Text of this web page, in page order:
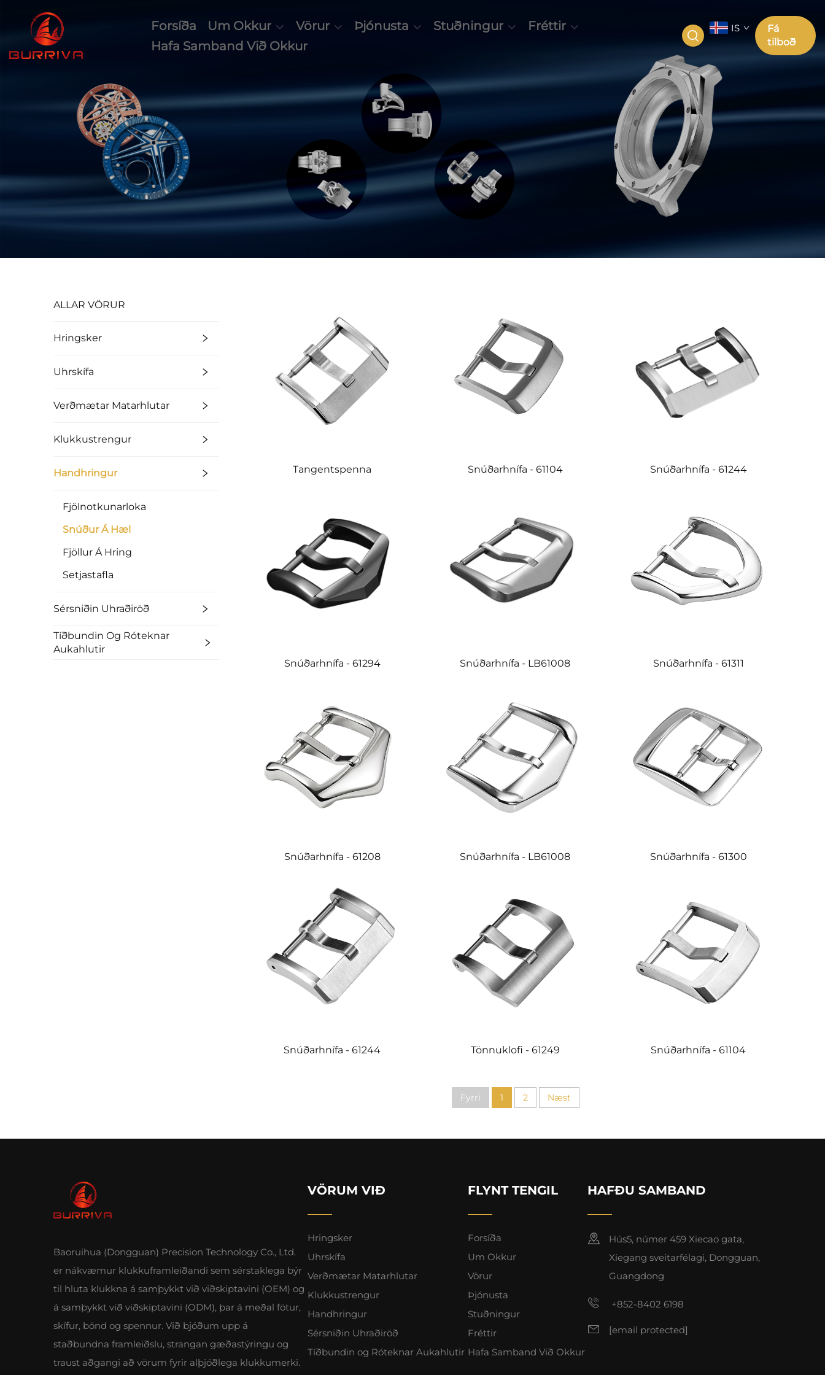
Forsíða Um Okkur Vörur Þjónusta Stuðningur
Fréttir
Hafa Samband Við Okkur
IS
Fá
tilboð
ALLAR VÖRUR
Hringsker
Uhrskífa
Verðmætar Matarhlutar
Klukkustrengur
Handhringur
Fjölnotkunarloka
Snúður Á Hæl
Fjöllur Á Hring
Setjastafla
Sérsniðin Uhraðiröð
Tíðbundin Og Róteknar
Aukahlutir
Tangentspenna Snúðarhnífa - 61104 Snúðarhnífa - 61244
Snúðarhnífa - 61294 Snúðarhnífa - LB61008 Snúðarhnífa - 61311
Snúðarhnífa - 61208 Snúðarhnífa - LB61008 Snúðarhnífa - 61300
Snúðarhnífa - 61244 Tönnuklofi - 61249 Snúðarhnífa - 61104
Fyrri 1 2 Næst
Baoruihua (Dongguan) Precision Technology Co., Ltd.
er nákvæmur klukkuframleiðandi sem sérstaklega býr
til hluta klukkna á samþykkt við viðskiptavini (OEM) og
á samþykkt við viðskiptavini (ODM), þar á meðal fötur,
skífur, bönd og spennur. Við bjóðum upp á
staðbundna framleiðslu, strangan gæðastýringu og
traust aðgangi að vörum fyrir alþjóðlega klukkumerki.
VÖRUM VIÐ
Hringsker
Uhrskífa
Verðmætar Matarhlutar
Klukkustrengur
Handhringur
Sérsniðin Uhraðiröð
Tíðbundin og Róteknar Aukahlutir
FLYNT TENGIL
Forsíða
Um Okkur
Vörur
Þjónusta
Stuðningur
Fréttir
Hafa Samband Við Okkur
HAFÐU SAMBAND
Hús5, númer 459 Xiecao gata,
Xiegang sveitarfélagi, Dongguan,
Guangdong
+852-8402 6198
[email protected]